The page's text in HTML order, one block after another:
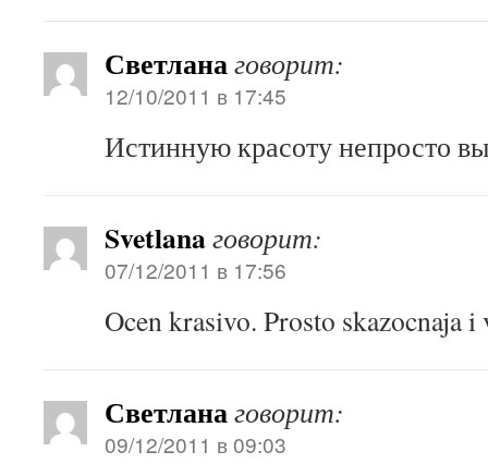
Светланаговорит:
12/10/2011 в 17:45
Истинную красоту непросто
Svetlanaговорит:
07/12/2011 в 17:56
Ocen krasivo. Prosto skazocnaja i
Светланаговорит:
09/12/2011 в 09:03